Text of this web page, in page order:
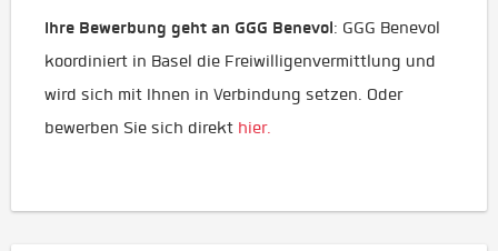
Ihre Bewerbung geht an GGG Benevol: GGG Benevol
koordiniert in Basel die Freiwilligenvermittlung und
wird sich mit Ihnen in Verbindung setzen. Oder
bewerben Sie sich direkt hier.